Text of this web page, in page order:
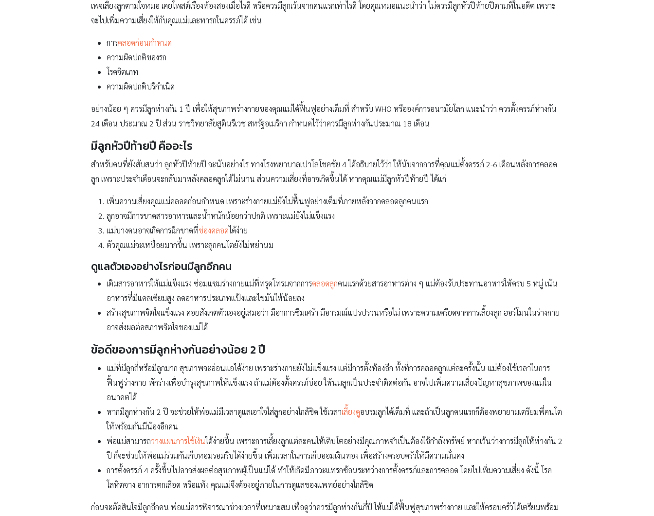
เพจเลี้ยงลูกตามใจหมอ เคยโพสต์เรื่องท้องสองเมื่อไรดี หรือควรมีลูกเว้นจากคนแรกเท่าไรดี โดยคุณหมอแนะนำว่า ไม่ควรมีลูกหัวปีท้ายปีตามที่ในอดีต เพราะ
จะไปเพิ่มความเสี่ยงให้กับคุณแม่และทารกในครรภ์ได้ เช่น
การคลอดก่อนกำหนด
ความผิดปกติของรก
โรคจิตเภท
ความผิดปกติปริกำเนิด
อย่างน้อย ๆ ควรมีลูกห่างกัน 1 ปี เพื่อให้สุขภาพร่างกายของคุณแม่ได้ฟื้นฟูอย่างเต็มที่ สำหรับ WHO หรือองค์การอนามัยโลก แนะนำว่า ควรตั้งครรภ์ห่างกัน
24 เดือน ประมาณ 2 ปี ส่วน ราชวิทยาลัยสูตินรีเวช สหรัฐอเมริกา กำหนดไว้ว่าควรมีลูกห่างกันประมาณ 18 เดือน
มีลูกหัวปีท้ายปี คืออะไร
สำหรับคนที่ยังสับสนว่า ลูกหัวปีท้ายปี จะนับอย่างไร ทางโรงพยาบาลเปาโลโชคชัย 4 ได้อธิบายไว้ว่า ให้นับจากการที่คุณแม่ตั้งครรภ์ 2-6 เดือนหลังการคลอด
ลูก เพราะประจำเดือนจะกลับมาหลังคลอดลูกได้ไม่นาน ส่วนความเสี่ยงที่อาจเกิดขึ้นได้ หากคุณแม่มีลูกหัวปีท้ายปี ได้แก่
เพิ่มความเสี่ยงคุณแม่คลอดก่อนกำหนด เพราะร่างกายแม่ยังไม่ฟื้นฟูอย่างเต็มที่ภายหลังจากคลอดลูกคนแรก
ลูกอาจมีการขาดสารอาหารและน้ำหนักน้อยกว่าปกติ เพราะแม่ยังไม่แข็งแรง
แม่บางคนอาจเกิดการฉีกขาดที่ช่องคลอดได้ง่าย
ตัวคุณแม่จะเหนื่อยมากขึ้น เพราะลูกคนโตยังไม่หย่านม
ดูแลตัวเองอย่างไรก่อนมีลูกอีกคน
เติมสารอาหารให้แม่แข็งแรง ซ่อมแซมร่างกายแม่ที่ทรุดโทรมจากการคลอดลูกคนแรกด้วยสารอาหารต่าง ๆ แม่ต้องรับประทานอาหารให้ครบ 5 หมู่ เน้น
อาหารที่มีแคลเซียมสูง ลดอาหารประเภทแป้งและไขมันให้น้อยลง
สร้างสุขภาพจิตใจแข็งแรง คอยสังเกตตัวเองอยู่เสมอว่า มีอาการซึมเศร้า มีอารมณ์แปรปรวนหรือไม่ เพราะความเครียดจากการเลี้ยงลูก ฮอร์โมนในร่างกาย
อาจส่งผลต่อสภาพจิตใจของแม่ได้
ข้อดีของการมีลูกห่างกันอย่างน้อย 2 ปี
แม่ที่มีลูกถี่หรือมีลูกมาก สุขภาพจะอ่อนแอได้ง่าย เพราะร่างกายยังไม่แข็งแรง แต่มีการตั้งท้องอีก ทั้งที่การคลอดลูกแต่ละครั้งนั้น แม่ต้องใช้เวลาในการ
ฟื้นฟูร่างกาย พักร่างเพื่อบำรุงสุขภาพให้แข็งแรง ถ้าแม่ต้องตั้งครรภ์บ่อย ให้นมลูกเป็นประจำติดต่อกัน อาจไปเพิ่มความเสี่ยงปัญหาสุขภาพของแม่ใน
อนาคตได้
หากมีลูกห่างกัน 2 ปี จะช่วยให้พ่อแม่มีเวลาดูแลเอาใจใส่ลูกอย่างใกล้ชิด ใช้เวลาเลี้ยงดูอบรมลูกได้เต็มที่ และถ้าเป็นลูกคนแรกก็ต้องพยายามเตรียมพี่คนโต
ให้พร้อมกันมีน้องอีกคน
พ่อแม่สามารถวางแผนการใช้เงินได้ง่ายขึ้น เพราะการเลี้ยงลูกแต่ละคนให้เติบโตอย่างมีคุณภาพจำเป็นต้องใช้กำลังทรัพย์ หากเว้นว่างการมีลูกให้ห่างกัน 2
ปี ก็จะช่วยให้พ่อแม่ร่วมกันเก็บหอมรอมริบได้ง่ายขึ้น เพิ่มเวลาในการเก็บออมเงินทอง เพื่อสร้างครอบครัวให้มีความมั่นคง
การตั้งครรภ์ 4 ครั้งขึ้นไปอาจส่งผลต่อสุขภาพผู้เป็นแม่ได้ ทำให้เกิดมีภาวะแทรกซ้อนระหว่างการตั้งครรภ์และการคลอด โดยไปเพิ่มความเสี่ยง ดังนี้ โรค
โลหิตจาง อาการตกเลือด หรือแท้ง คุณแม่จึงต้องอยู่ภายในการดูแลของแพทย์อย่างใกล้ชิด
ก่อนจะตัดสินใจมีลูกอีกคน พ่อแม่ควรพิจารณาช่วงเวลาที่เหมาะสม เพื่อดูว่าควรมีลูกห่างกันกี่ปี ให้แม่ได้ฟื้นฟูสุขภาพร่างกาย และให้ครอบครัวได้เตรียมพร้อม